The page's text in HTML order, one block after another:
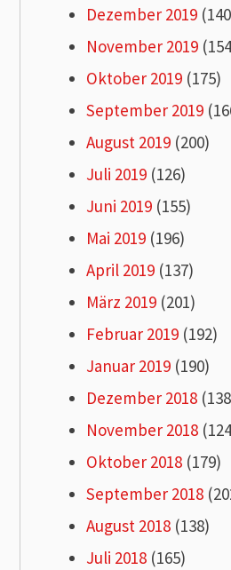
Dezember 2019
November 2019
Oktober 2019 (175)
September 2019
August 2019 (200)
Juli 2019 (126)
Juni 2019 (155)
Mai 2019 (196)
April 2019 (137)
März 2019 (201)
Februar 2019 (192)
Januar 2019 (190)
Dezember 2018
November 2018
Oktober 2018 (179)
September 2018
August 2018 (138)
Juli 2018 (165)